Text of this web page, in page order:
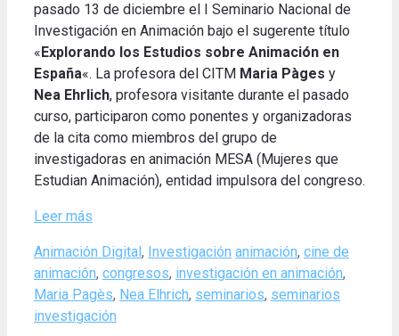
pasado 13 de diciembre el I Seminario Nacional de
Investigación en Animación bajo el sugerente título
« Explorando los Estudios sobre Animación en
España«. La profesora del CITM Maria Pàges y
Nea Ehrlich, profesora visitante durante el pasado
curso, participaron como ponentes y organizadoras
de la cita como miembros del grupo de
investigadoras en animación MESA (Mujeres que
Estudian Animación), entidad impulsora del congreso.
Leer más
Categories
Animación Digital , Investigación Tags
animación, cine de
animación, congresos, investigación en animación,
Maria Pagès, Nea Elhrich, seminarios, seminarios
investigación